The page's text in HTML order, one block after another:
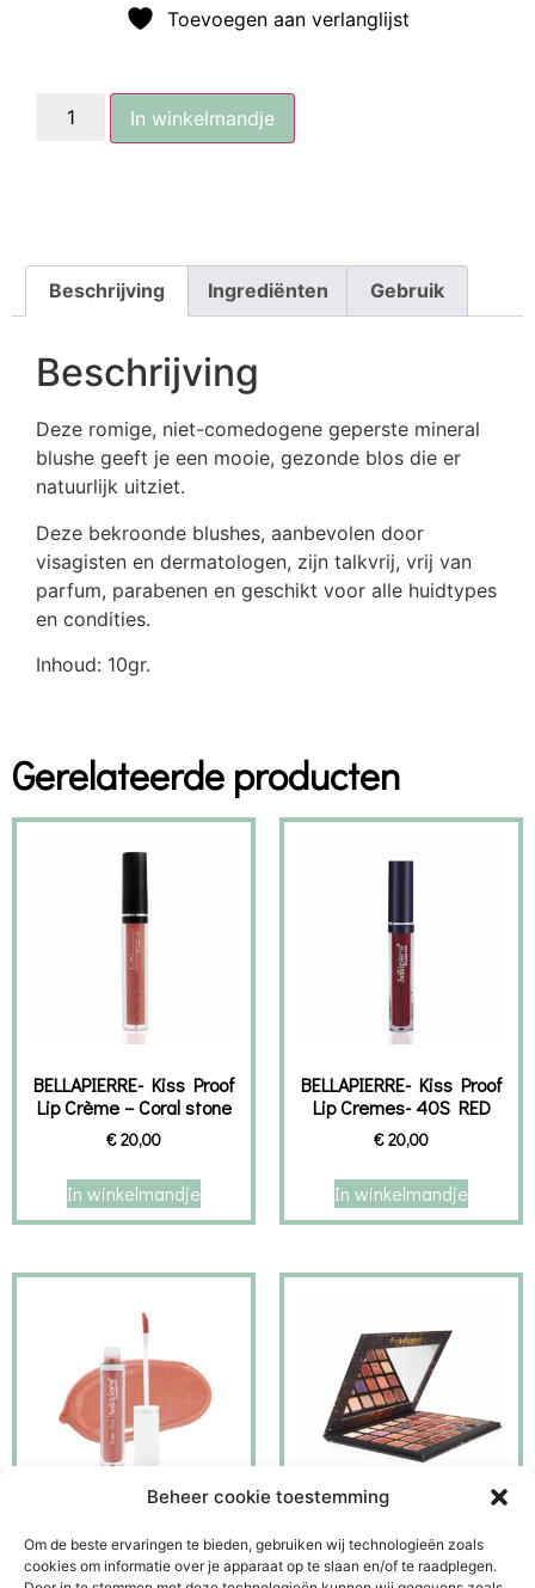
Beheer cookie toestemming
Om de beste ervaringen te bieden, gebruiken wij technologieën zoals
cookies om informatie over je apparaat op te slaan en/of te raadplegen.
Toevoegen aan verlanglijst
In winkelmandje
Beschrijving Ingrediënten Gebruik
Beschrijving
Deze romige, niet-comedogene geperste mineral
blushe geeft je een mooie, gezonde blos die er
natuurlijk uitziet.
Deze bekroonde blushes, aanbevolen door
visagisten en dermatologen, zijn talkvrij, vrij van
parfum, parabenen en geschikt voor alle huidtypes
en condities.
Inhoud: 10gr.
Gerelateerde producten
BELLAPIERRE- Kiss Proof
Lip Crème – Coral stone
€20,00
In winkelmandje
BELLAPIERRE- Kiss Proof
Lip Cremes- 40S RED
€20,00
In winkelmandje
BELLAPIERRE – NEW
Super Lipgloss VANILLA
Bellapierre Ultimate
Nude eyeshadow pallette